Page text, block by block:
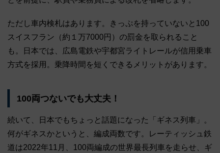
ただし車内検札はあります。きっぷを持っていないと100
スイスフラン（約１万7000円）の罰金を取られること
も。日本では、広島電鉄や宇都宮ライトレールが信用乗車
方式を採用。乗降時間を短くできるメリットがあります。
100両つないでも大丈夫！
続いて、日本でもちょっと話題になった「ギネス列車」。
何がギネスかというと、編成両数です。レーティッシュ鉄
道は2022年11月、100両編成の世界最長列車を走らせ、ギ